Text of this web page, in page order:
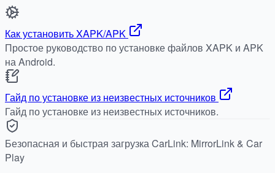
Как установить XAPK/APK
Простое руководство по установке файлов XAPK и APK
на Android.
Гайд по установке из неизвестных источников
Гайд по установке из неизвестных источников.
Безопасная и быстрая загрузка CarLink: MirrorLink & Car
Play